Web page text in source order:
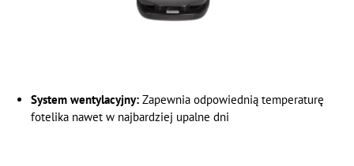
System wentylacyjny:Zapewnia odpowiednią temperaturę
fotelika nawet w najbardziej upalne dni